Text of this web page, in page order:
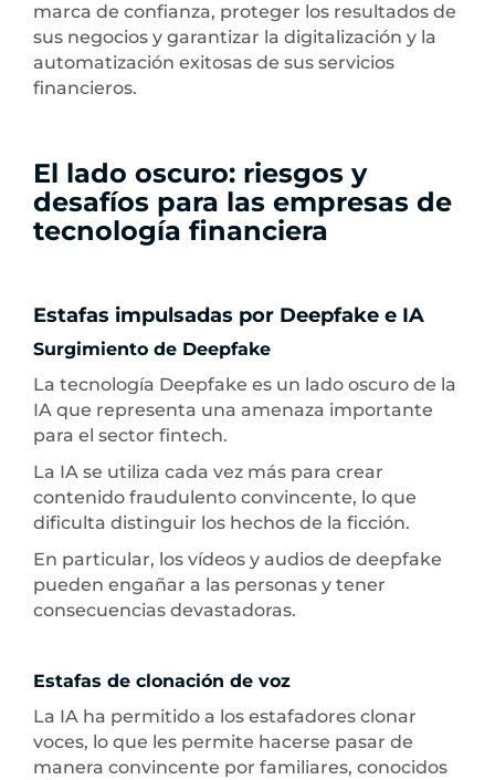
marca de confianza, proteger los resultados de
sus negocios y garantizar la digitalización y la
automatización exitosas de sus servicios
financieros.
El lado oscuro: riesgos y
desafíos para las empresas de
tecnología financiera
Estafas impulsadas por Deepfake e IA
Surgimiento de Deepfake
La tecnología Deepfake es un lado oscuro de la
IA que representa una amenaza importante
para el sector fintech.
La IA se utiliza cada vez más para crear
contenido fraudulento convincente, lo que
dificulta distinguir los hechos de la ficción.
En particular, los vídeos y audios de deepfake
pueden engañar a las personas y tener
consecuencias devastadoras.
Estafas de clonación de voz
La IA ha permitido a los estafadores clonar
voces, lo que les permite hacerse pasar de
manera convincente por familiares, conocidos